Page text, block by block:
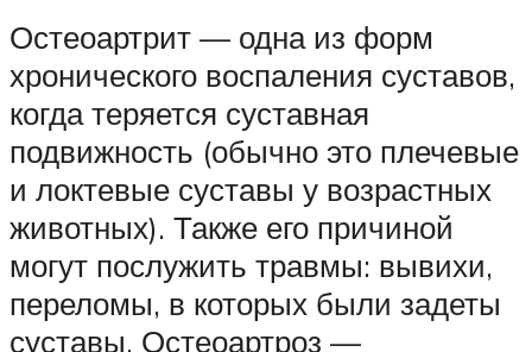
Остеоартрит — одна из форм
хронического воспаления суставов,
когда теряется суставная
подвижность (обычно это плечевые
и локтевые суставы у возрастных
животных). Также его причиной
могут послужить травмы: вывихи,
переломы, в которых были задеты
суставы. Остеоартроз —